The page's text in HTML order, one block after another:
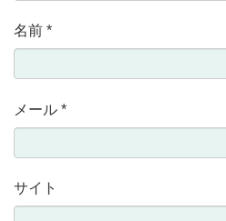
名前 *
メール *
サイト